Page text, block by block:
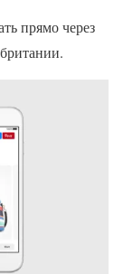
прямо через